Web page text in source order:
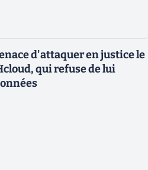
d'attaquer en justice le
qui refuse de lui